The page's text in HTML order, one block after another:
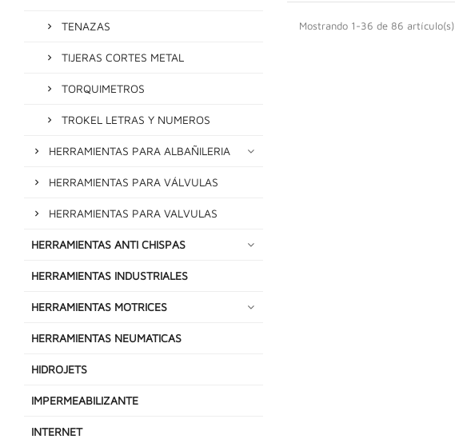
TENAZAS
TIJERAS CORTES METAL
TORQUIMETROS
TROKEL LETRAS Y NUMEROS
HERRAMIENTAS PARA ALBAÑILERIA
HERRAMIENTAS PARA VÁLVULAS
HERRAMIENTAS PARA VALVULAS
HERRAMIENTAS ANTI CHISPAS
HERRAMIENTAS INDUSTRIALES
HERRAMIENTAS MOTRICES
HERRAMIENTAS NEUMATICAS
HIDROJETS
IMPERMEABILIZANTE
INTERNET
Mostrando 1-36 de 86 artículo(s)